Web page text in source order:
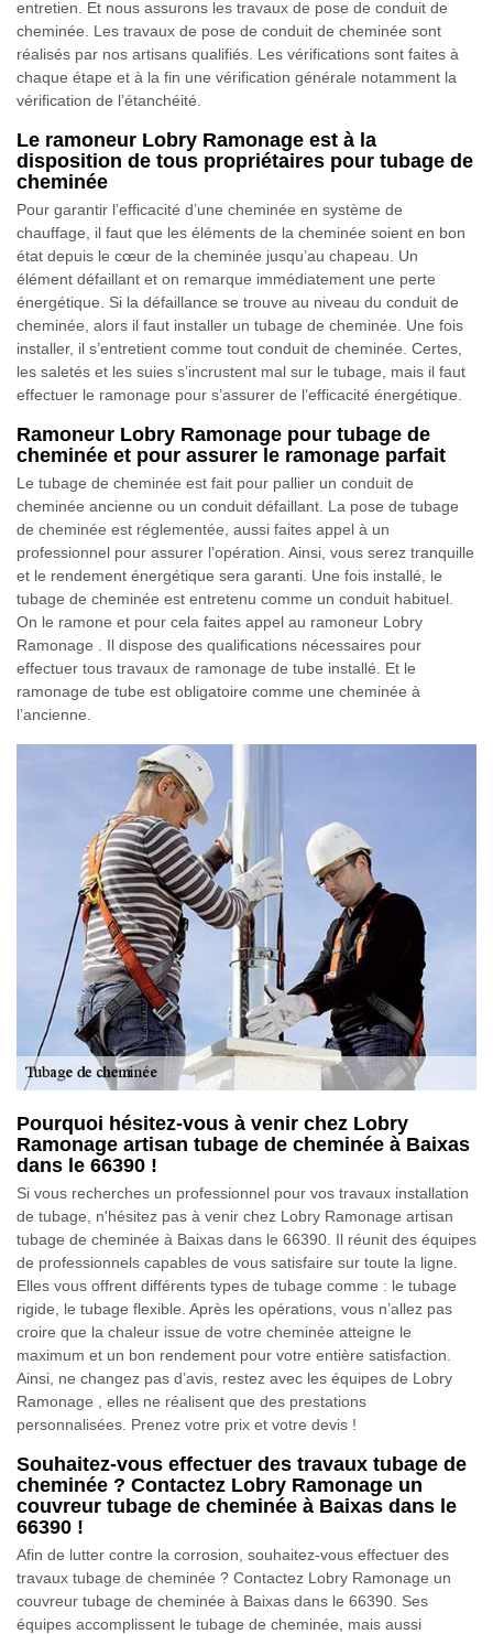
entretien. Et nous assurons les travaux de pose de conduit de
cheminée. Les travaux de pose de conduit de cheminée sont
réalisés par nos artisans qualifiés. Les vérifications sont faites à
chaque étape et à la fin une vérification générale notamment la
vérification de l’étanchéité.
Le ramoneur Lobry Ramonage est à la
disposition de tous propriétaires pour tubage de
cheminée
Pour garantir l’efficacité d’une cheminée en système de
chauffage, il faut que les éléments de la cheminée soient en bon
état depuis le cœur de la cheminée jusqu’au chapeau. Un
élément défaillant et on remarque immédiatement une perte
énergétique. Si la défaillance se trouve au niveau du conduit de
cheminée, alors il faut installer un tubage de cheminée. Une fois
installer, il s’entretient comme tout conduit de cheminée. Certes,
les saletés et les suies s’incrustent mal sur le tubage, mais il faut
effectuer le ramonage pour s’assurer de l’efficacité énergétique.
Ramoneur Lobry Ramonage pour tubage de
cheminée et pour assurer le ramonage parfait
Le tubage de cheminée est fait pour pallier un conduit de
cheminée ancienne ou un conduit défaillant. La pose de tubage
de cheminée est réglementée, aussi faites appel à un
professionnel pour assurer l’opération. Ainsi, vous serez tranquille
et le rendement énergétique sera garanti. Une fois installé, le
tubage de cheminée est entretenu comme un conduit habituel.
On le ramone et pour cela faites appel au ramoneur Lobry
Ramonage . Il dispose des qualifications nécessaires pour
effectuer tous travaux de ramonage de tube installé. Et le
ramonage de tube est obligatoire comme une cheminée à
l’ancienne.
Pourquoi hésitez-vous à venir chez Lobry
Ramonage artisan tubage de cheminée à Baixas
dans le 66390 !
Si vous recherches un professionnel pour vos travaux installation
de tubage, n'hésitez pas à venir chez Lobry Ramonage artisan
tubage de cheminée à Baixas dans le 66390. Il réunit des équipes
de professionnels capables de vous satisfaire sur toute la ligne.
Elles vous offrent différents types de tubage comme : le tubage
rigide, le tubage flexible. Après les opérations, vous n’allez pas
croire que la chaleur issue de votre cheminée atteigne le
maximum et un bon rendement pour votre entière satisfaction.
Ainsi, ne changez pas d’avis, restez avec les équipes de Lobry
Ramonage , elles ne réalisent que des prestations
personnalisées. Prenez votre prix et votre devis !
Souhaitez-vous effectuer des travaux tubage de
cheminée ? Contactez Lobry Ramonage un
couvreur tubage de cheminée à Baixas dans le
66390 !
Afin de lutter contre la corrosion, souhaitez-vous effectuer des
travaux tubage de cheminée ? Contactez Lobry Ramonage un
couvreur tubage de cheminée à Baixas dans le 66390. Ses
équipes accomplissent le tubage de cheminée, mais aussi